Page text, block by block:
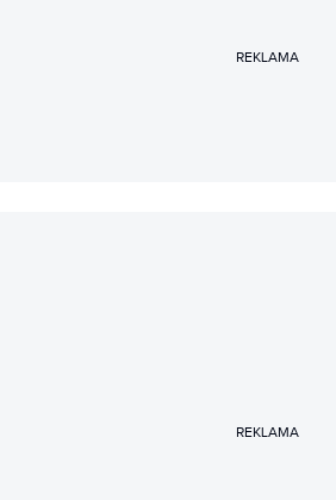
REKLAMA
REKLAMA